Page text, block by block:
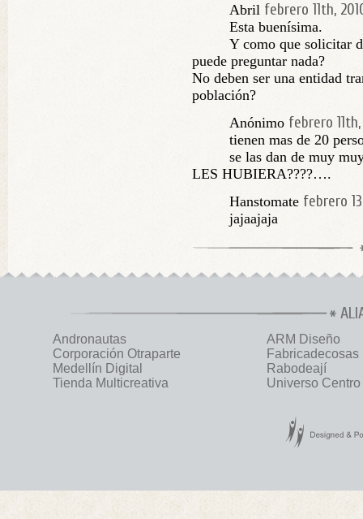
Abril febrero 11th,
Esta buenísima.
Y como que solicitar
puede preguntar nada?
No deben ser una entidad
población?
Anónimo febrero
tienen mas de 20
se las dan de muy
LES HUBIERA????….
Hanstomate febrero
jajaajaja
Andronautas
ARM Diseño
Corporación Otraparte
Fabricadecosas
Medellín Digital
Rabodeají
Tienda Multicreativa
Universo Centro